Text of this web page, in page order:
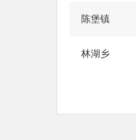
陈堡镇
林湖乡